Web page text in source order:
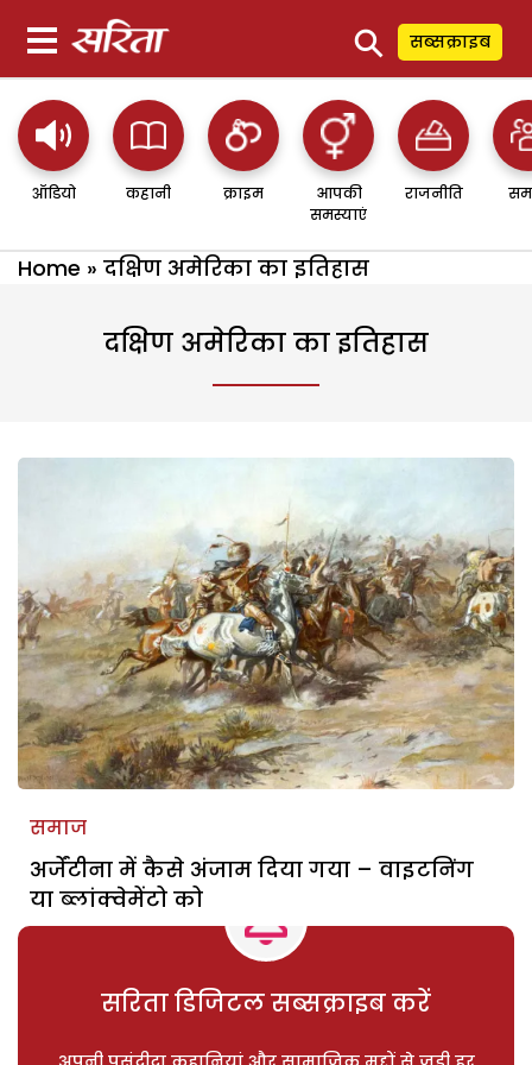
⚲ सब्सक्राइब
ऑडियो कहानी क्राइम
आपकी
समस्याएं
राजनीति
Home » दक्षिण अमेरिका का इतिहास
दक्षिण अमेरिका का इतिहास
समाज
अर्जेंटीना में कैसे अंजाम दिया गया – वाइटनिंग
या ब्लांक्वेमेंटो को
सरिता डिजिटल सब्सक्राइब करें